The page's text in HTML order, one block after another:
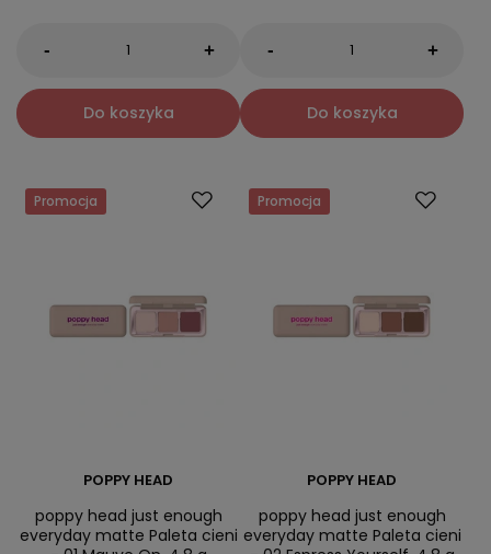
- +
Do koszyka
- +
Do koszyka
Promocja
POPPY HEAD
poppy head just enough
everyday matte Paleta cieni
Promocja
POPPY HEAD
poppy head just enough
everyday matte Paleta cieni